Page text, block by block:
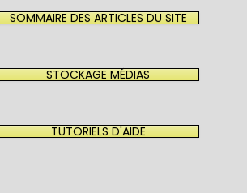
SOMMAIRE DES ARTICLES DU SITE
STOCKAGE MÉDIAS
TUTORIELS D'AIDE